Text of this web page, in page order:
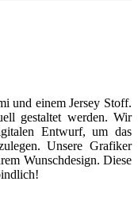
und einem Jersey Stoff.
gestaltet werden. Wir
Entwurf, um das
Unsere Grafiker
Wunschdesign. Diese